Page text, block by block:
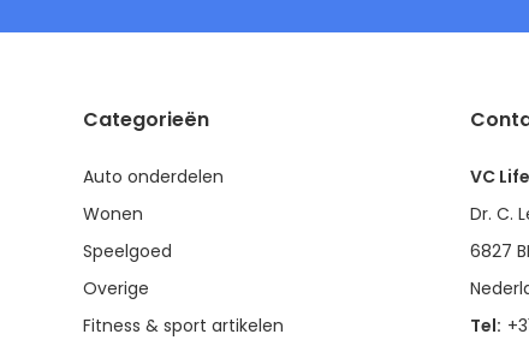
Categorieën
Auto onderdelen
Wonen
Speelgoed
Overige
Fitness & sport artikelen
VC
Dr. C.
6827
Tel: